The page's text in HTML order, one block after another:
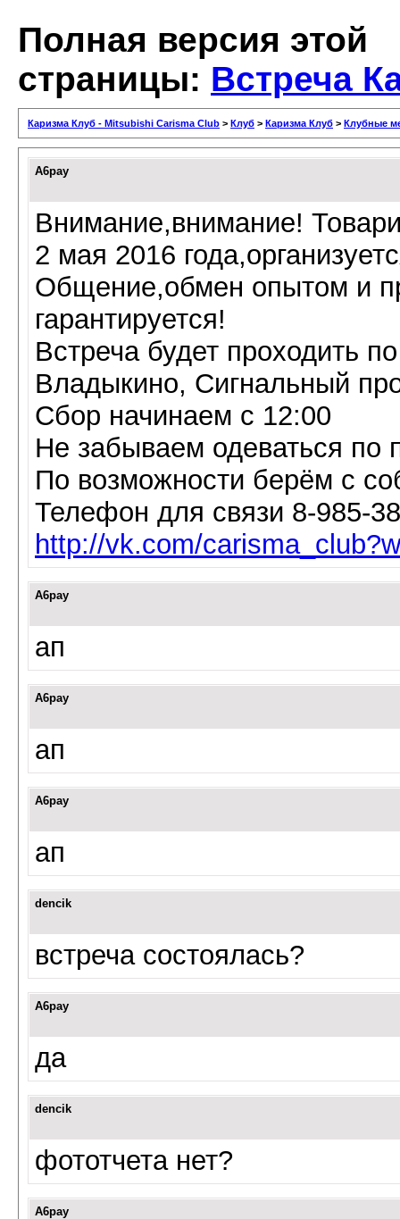
Полная версия этой
страницы: Встреча
Каризма Клуб - Mitsubishi Carisma Club > Клуб > Каризма Клуб > Клубные
A6pay
Внимание,внимание!
2 мая 2016
Общение,обмен опытом и
гарантируется!
Встреча будет проходить
Владыкино, Сигнальный
Сбор начинаем с 12:00
Не забываем одеваться по
По возможности берём с
Телефон для связи 8-985-
http://vk.com/
A6pay
ап
A6pay
ап
A6pay
ап
dencik
встреча состоялась?
A6pay
да
dencik
фототчета нет?
A6pay